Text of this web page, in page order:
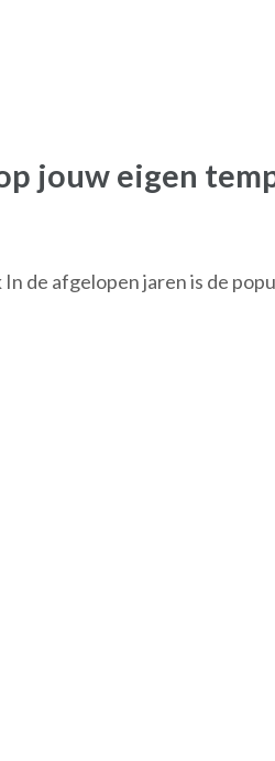
jouw eigen
de afgelopen jaren is de